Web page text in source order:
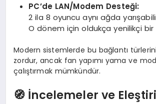
PC’de LAN/Modem Desteği:
2 ila 8 oyuncu aynı ağda
O dönem için oldukça yenilikçi bir
Modern sistemlerde bu bağlantı
zordur, ancak fan yapımı yama ve
çalıştırmak mümkündür.
🧭 İncelemeler ve